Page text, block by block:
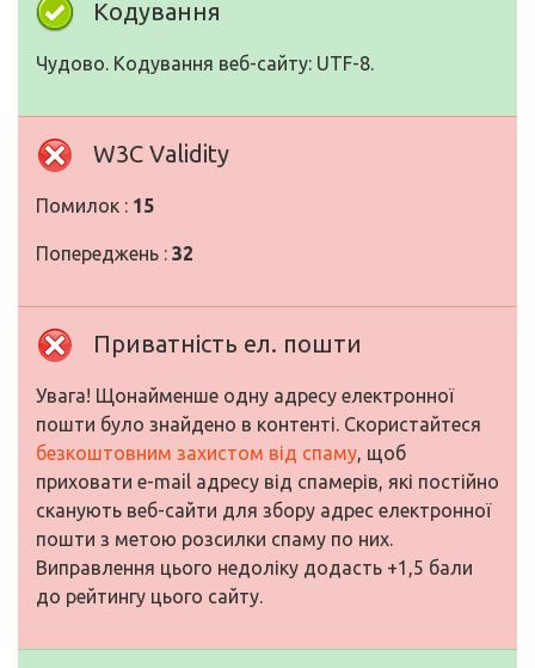
Кодування
Чудово. Кодування веб-сайту: UTF-8.
W3C Validity
Помилок : 15
Попереджень : 32
Приватність ел. пошти
Увага! Щонайменше одну адресу електронної
пошти було знайдено в контенті. Скористайтеся
безкоштовним захистом від спаму, щоб
приховати e-mail адресу від спамерів, які постійно
сканують веб-сайти для збору адрес електронної
пошти з метою розсилки спаму по них.
Виправлення цього недоліку додасть +1,5 бали
до рейтингу цього сайту.